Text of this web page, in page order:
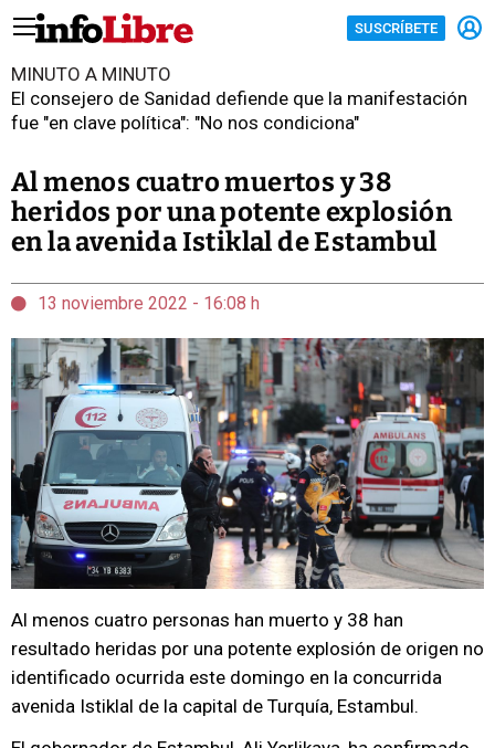
SUSCRÍBETE
MINUTO A MINUTO
El consejero de Sanidad defiende que la manifestación
fue "en clave política": "No nos condiciona"
Al menos cuatro muertos y 38
heridos por una potente explosión
en la avenida Istiklal de Estambul
13 noviembre 2022 - 16:08 h
Al menos cuatro personas han muerto y 38 han
resultado heridas por una potente explosión de origen no
identificado ocurrida este domingo en la concurrida
avenida Istiklal de la capital de Turquía, Estambul.